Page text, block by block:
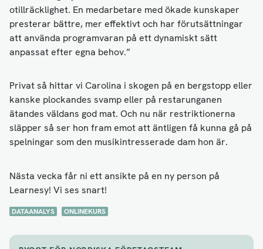
otillräcklighet. En medarbetare med ökade kunskaper
presterar bättre, mer effektivt och har förutsättningar
att använda programvaran på ett dynamiskt sätt
anpassat efter egna behov.”
Privat så hittar vi Carolina i skogen på en bergstopp eller
kanske plockandes svamp eller på restarunganen
ätandes väldans god mat. Och nu när restriktionerna
släpper så ser hon fram emot att äntligen få kunna gå på
spelningar som den musikintresserade dam hon är.
Nästa vecka får ni ett ansikte på en ny person på
Learnesy! Vi ses snart!
DATAANALYS ONLINEKURS